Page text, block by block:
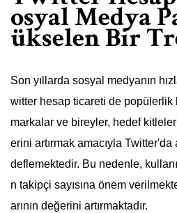
osyal Medya
ükselen Bir
Son yıllarda sosyal medyanın
witter hesap ticareti de popülerlik
markalar ve bireyler, hedef
erini artırmak amacıyla
deflemektedir. Bu nedenle,
n takipçi sayısına önem
arının değerini artırmaktadır.